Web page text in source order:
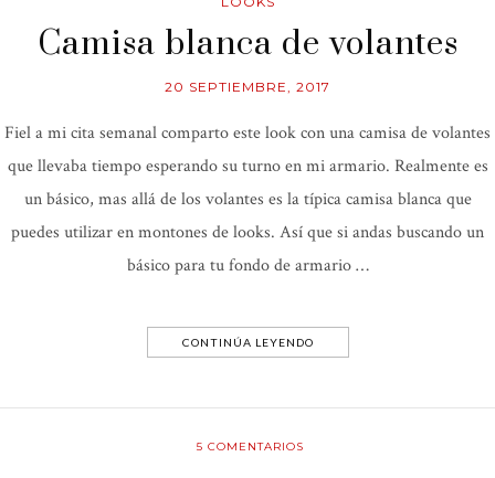
Camisa blanca de volantes
20 SEPTIEMBRE, 2017
Fiel a mi cita semanal comparto este look con una camisa de volantes
que llevaba tiempo esperando su turno en mi armario. Realmente es
un básico, mas allá de los volantes es la típica camisa blanca que
puedes utilizar en montones de looks. Así que si andas buscando un
básico para tu fondo de armario …
CONTINÚA LEYENDO
5 COMENTARIOS